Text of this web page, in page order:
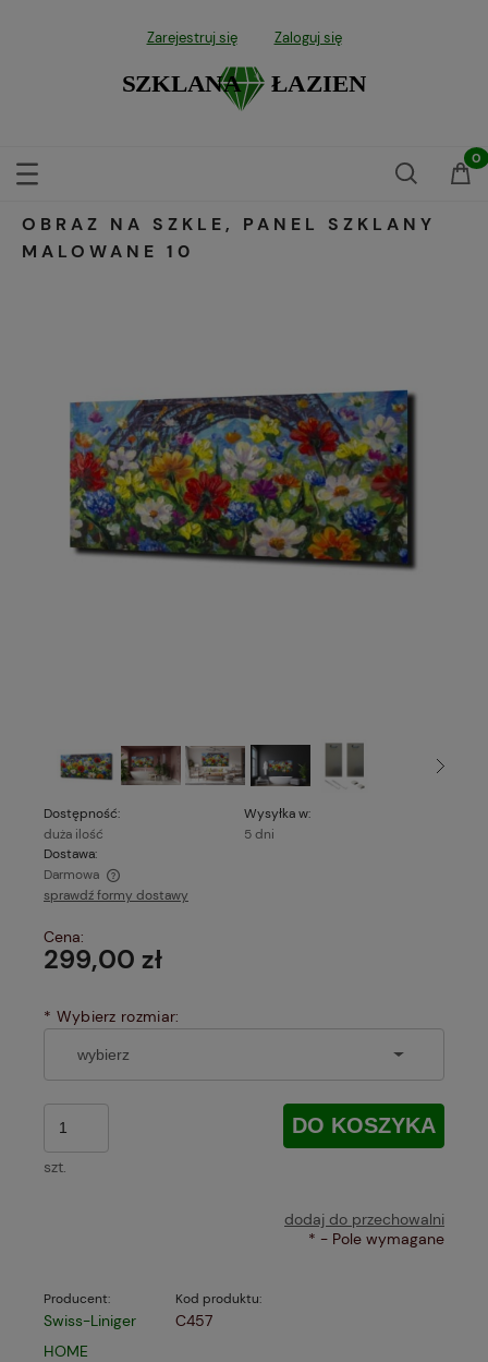
Zarejestruj się Zaloguj się
OBRAZ NA SZKLE, PANEL SZKLANY
MALOWANE 10
Dostępność:
duża ilość
Wysyłka w:
5 dni
Dostawa:
Darmowa
Cena nie zawiera ewentualnych kosztów płatności
sprawdź formy dostawy
Cena:
299,00 zł
* Wybierz rozmiar:
szt.
DO KOSZYKA
dodaj do przechowalni
* - Pole wymagane
Producent:
Swiss-Liniger
HOME
Kod produktu:
C457